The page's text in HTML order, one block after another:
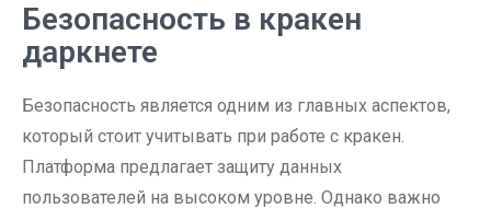
Безопасность в кракен
даркнете
Безопасность является одним из главных аспектов,
который стоит учитывать при работе с кракен.
Платформа предлагает защиту данных
пользователей на высоком уровне. Однако важно